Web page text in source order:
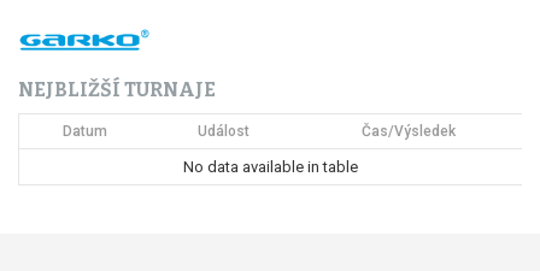
ř
í
s
NEJBLIŽŠÍ TURNAJE
Datum Událost Čas/Výsledek
No data available in table